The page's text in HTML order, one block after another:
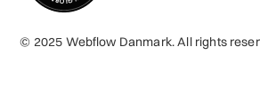
© 2025 Webflow Danmark. All rights